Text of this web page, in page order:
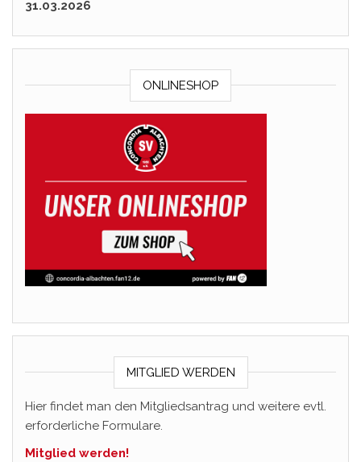
31.03.2026
ONLINESHOP
MITGLIED WERDEN
Hier findet man den Mitgliedsantrag und weitere evtl.
erforderliche Formulare.
Mitglied werden!